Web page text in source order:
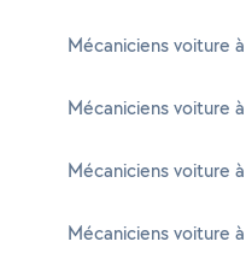
Mécaniciens voiture
Mécaniciens voiture
Mécaniciens voiture
Mécaniciens voiture